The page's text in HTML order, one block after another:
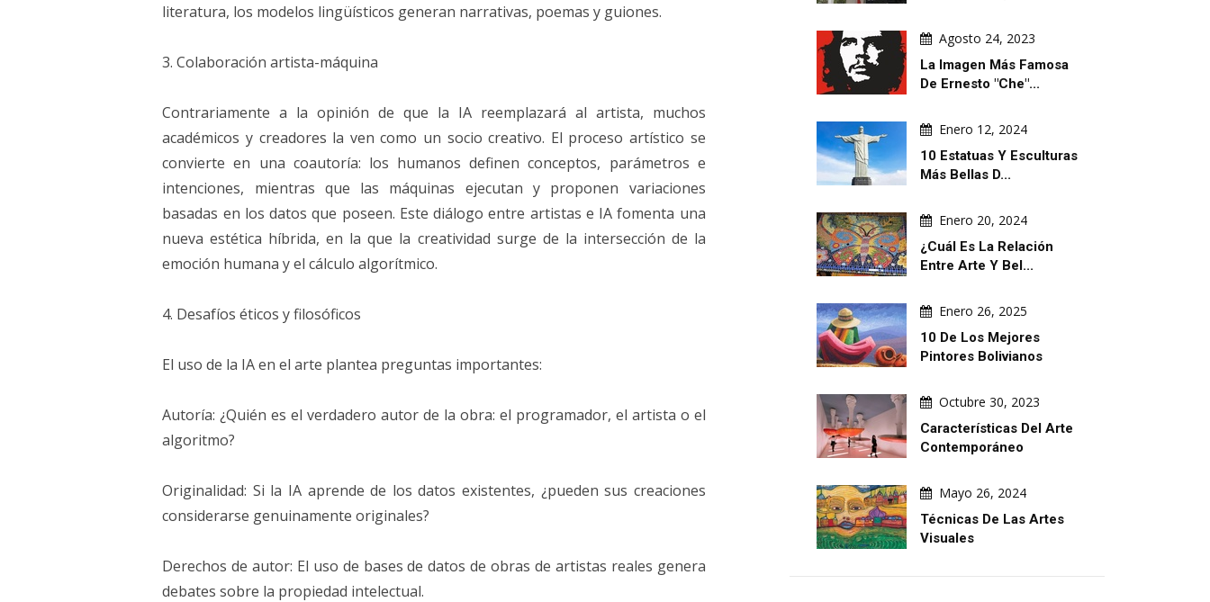
literatura, los modelos lingüísticos generan narrativas, poemas y guiones.
3. Colaboración artista-máquina
Contrariamente a la opinión de que la IA reemplazará al artista, muchos
académicos y creadores la ven como un socio creativo. El proceso artístico se
convierte en una coautoría: los humanos definen conceptos, parámetros e
intenciones, mientras que las máquinas ejecutan y proponen variaciones
basadas en los datos que poseen. Este diálogo entre artistas e IA fomenta una
nueva estética híbrida, en la que la creatividad surge de la intersección de la
emoción humana y el cálculo algorítmico.
4. Desafíos éticos y filosóficos
El uso de la IA en el arte plantea preguntas importantes:
Autoría: ¿Quién es el verdadero autor de la obra: el programador, el artista o el
algoritmo?
Originalidad: Si la IA aprende de los datos existentes, ¿pueden sus creaciones
considerarse genuinamente originales?
Derechos de autor: El uso de bases de datos de obras de artistas reales genera
debates sobre la propiedad intelectual.
Agosto 24, 2023
La Imagen Más Famosa
De Ernesto "Che"...
Enero 12, 2024
10 Estatuas Y Esculturas
Más Bellas D...
Enero 20, 2024
¿Cuál Es La Relación
Entre Arte Y Bel...
Enero 26, 2025
10 De Los Mejores
Pintores Bolivianos
Octubre 30, 2023
Características Del Arte
Contemporáneo
Mayo 26, 2024
Técnicas De Las Artes
Visuales